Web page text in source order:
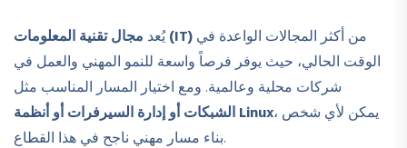
يُعدمجال تقنية المعلومات (IT)
الوقت الحالي، حيث يوفر فرصاً واسعة للنمو المهني والعمل في
شركات محلية وعالمية. ومع اختيار المسار المناسب مثل
الشبكات أو إدارة السيرفرات أو أنظمة Linux، يمكن لأي شخص
بناء مسار مهني ناجح في هذا القطاع.